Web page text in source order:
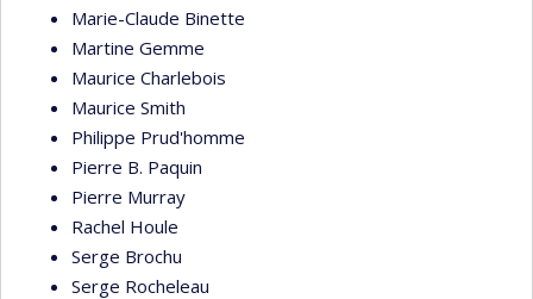
Marie-Claude Binette
Martine Gemme
Maurice Charlebois
Maurice Smith
Philippe Prud'homme
Pierre B. Paquin
Pierre Murray
Rachel Houle
Serge Brochu
Serge Rocheleau